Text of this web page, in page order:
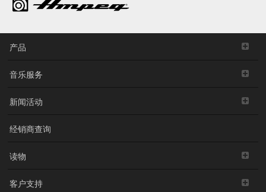
产品
音乐服务
新闻活动
经销商查询
读物
客户支持